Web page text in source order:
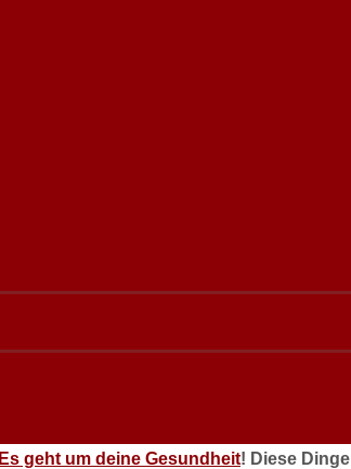
Es geht um deine Gesundheit! Diese Dinge